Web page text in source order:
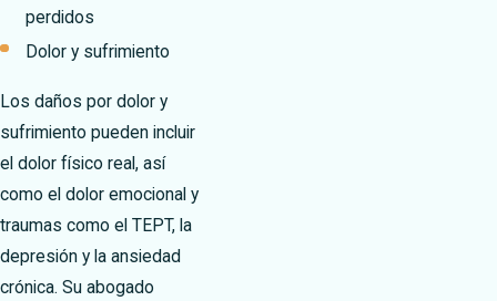
perdidos
Dolor y sufrimiento
Los daños por dolor y
sufrimiento pueden incluir
el dolor físico real, así
como el dolor emocional y
traumas como el TEPT, la
depresión y la ansiedad
crónica. Su abogado